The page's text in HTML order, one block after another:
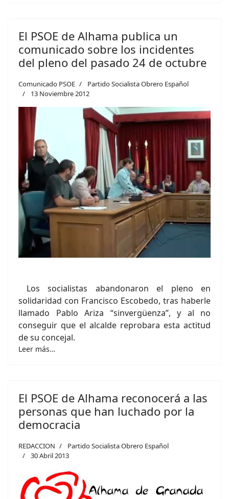
El PSOE de Alhama publica un
comunicado sobre los incidentes
del pleno del pasado 24 de octubre
Comunicado PSOE
Partido Socialista Obrero Español
13 Noviembre 2012
Los socialistas abandonaron el pleno en
solidaridad con Francisco Escobedo, tras haberle
llamado Pablo Ariza “sinvergüenza”, y al no
conseguir que el alcalde reprobara esta actitud
de su concejal.
Leer más…
El PSOE de Alhama reconocerá a las
personas que han luchado por la
democracia
REDACCION
Partido Socialista Obrero Español
30 Abril 2013